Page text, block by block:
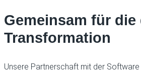
Gemeinsam für die
Transformation
Unsere Partnerschaft mit der Software